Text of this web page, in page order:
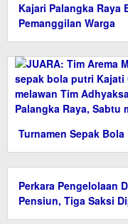
Kajari Palangka Raya
Pemanggilan Warga
Turnamen Sepak
Perkara Pengelolaan
Pensiun, Tiga Saksi